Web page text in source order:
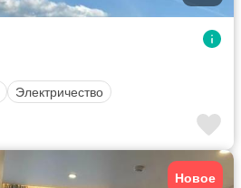
Электричество
Новое